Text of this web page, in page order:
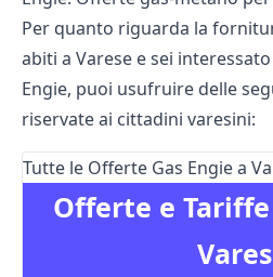
Per quanto riguarda la
abiti a Varese e sei
Engie, puoi usufruire delle
riservate ai cittadini varesini:
Tutte le Offerte Gas Engie a
Offerte e Tariffe